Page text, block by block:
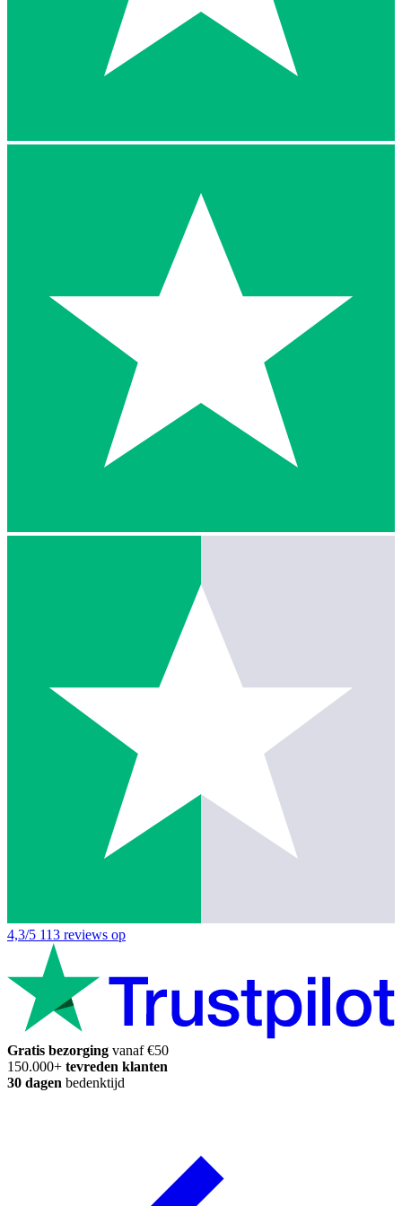
4,3/5 113 reviews op
Gratis bezorging vanaf €50
150.000+ tevreden klanten
30 dagen bedenktijd